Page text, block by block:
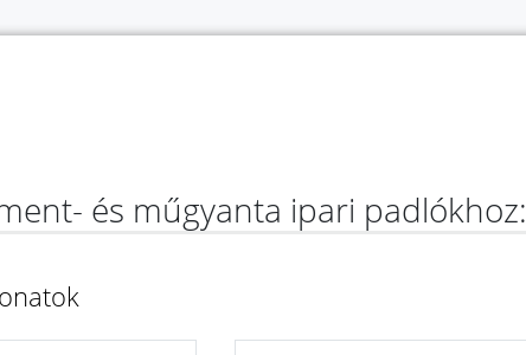
és műgyanta ipari padlókhoz: